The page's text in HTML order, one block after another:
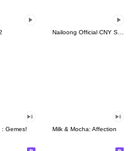
Nailoong Official CNY Sticker
: Gemes! Milk & Mocha: Affection